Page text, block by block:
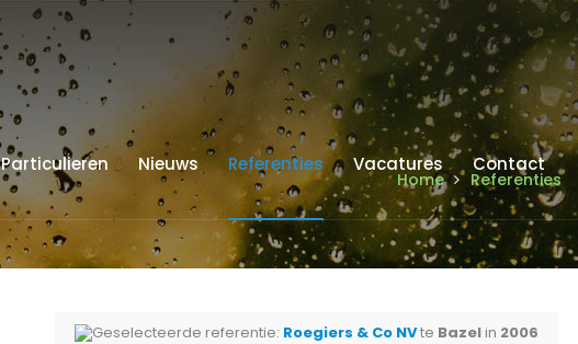
Particulieren Nieuws Referenties Vacatures Contact
Home Referenties
Geselecteerde referentie: Roegiers & Co NVte Bazel in 2006